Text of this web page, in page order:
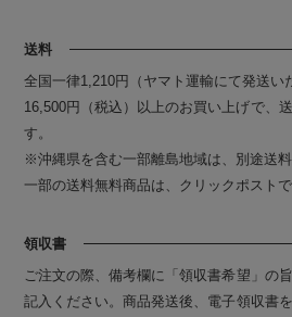
送料
全国一律1,210円（ヤマト運輸にて発送い
16,500円（税込）以上のお買い上げで、
す。
※沖縄県を含む一部離島地域は、別途送料
一部の送料無料商品は、クリックポスト
領収書
ご注文の際、備考欄に「領収書希望」の
記入ください。商品発送後、電子領収書